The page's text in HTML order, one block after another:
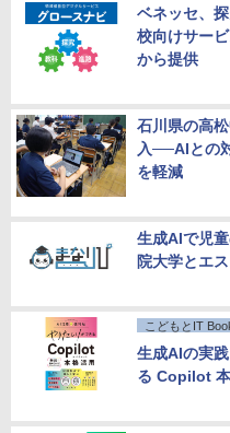
ベネッセ、
校向けサー
から提供
石川県の高
入──AIとの
を軽減
生成AIで児
院大学とエ
こどもとIT
生成AIの実
る Copilot